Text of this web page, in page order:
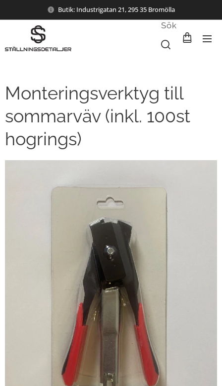
Butik: Industrigatan 21, 295 35 Bromölla
Sök
Monteringsverktyg till
sommarväv (inkl. 100st
hogrings)